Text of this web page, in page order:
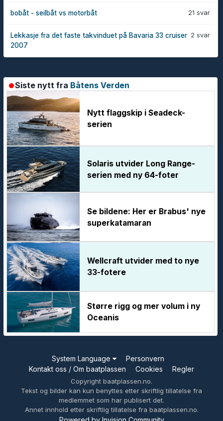
21 svar
bobåt - seilbåt vs motorbåt
2 svar
Lekkasje fra det faste takvinduet på Bavaria 33 cruiser
2007
Siste nytt fra Båtens Verden
Nytt flaggskip i Seadeck-
serien
Solaris utvider Long Range-
serien med ny 64-foter
Se bildene: Her er Brabus' nye
superkatamaran
Wellcraft utvider med to nye
33-fotere
Større rigg og mer volum i ny
Oceanis
System Language
Personvern
Kontakt oss / Om baatplassen
Cookies Regler
Copyright baatplassen.no.
Tekst og bilder kan kun benyttes etter skriftlig tillatelse fra
medlemmet som har publisert det.
Annet innhold etter skriftlig tillatelse fra baatplassen.no.